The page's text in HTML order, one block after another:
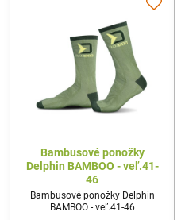
Bambusové ponožky
Delphin BAMBOO - veľ.41-
46
Bambusové ponožky Delphin
BAMBOO - veľ.41-46